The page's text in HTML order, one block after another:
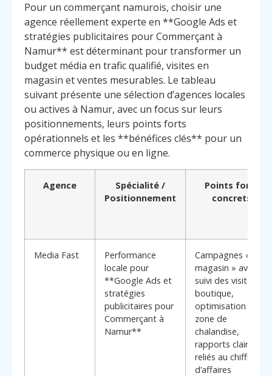
Pour un commerçant namurois, choisir une
agence réellement experte en **Google Ads et
stratégies publicitaires pour Commerçant à
Namur** est déterminant pour transformer un
budget média en trafic qualifié, visites en
magasin et ventes mesurables. Le tableau
suivant présente une sélection d’agences locales
ou actives à Namur, avec un focus sur leurs
positionnements, leurs points forts
opérationnels et les **bénéfices clés** pour un
commerce physique ou en ligne.
Agence
Spécialité /
Positionnement
Points forts
concrets
Media Fast
Performance
locale pour
**Google Ads et
stratégies
publicitaires pour
Commerçant à
Namur**
Campagnes «
magasin » avec
suivi des visites en
boutique,
optimisation par
zone de
chalandise,
rapports clairs
reliés au chiffre
d’affaires